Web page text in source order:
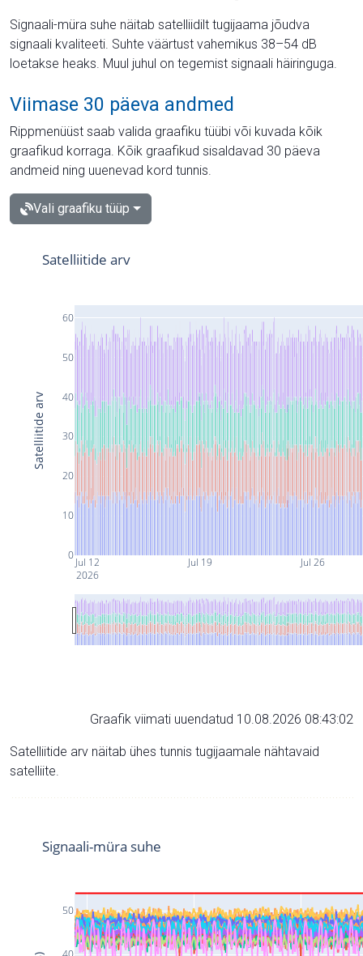
Signaali-müra suhe näitab satelliidilt tugijaama jõudva
signaali kvaliteeti. Suhte väärtust vahemikus 38–54 dB
loetakse heaks. Muul juhul on tegemist signaali häiringuga.
Viimase 30 päeva andmed
Rippmenüüst saab valida graafiku tüübi või kuvada kõik
graafikud korraga. Kõik graafikud sisaldavad 30 päeva
andmeid ning uuenevad kord tunnis.
Vali graafiku tüüp
Jul 12
2026
Jul 19 Jul 26
0
10
20
30
40
50
60
Satelliitide arv
Satelliitide arv
Graafik viimati uuendatud 10.08.2026 08:43:02
Satelliitide arv näitab ühes tunnis tugijaamale nähtavaid
satelliite.
50
Signaali-müra suhe